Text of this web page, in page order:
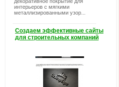
интерьеров с мягкими
металлизированными узор...
Создаем эффективные сайты
для строительных компаний